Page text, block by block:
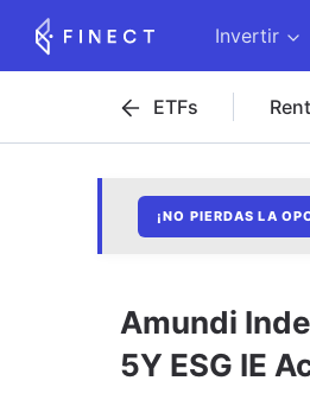
Invertir
ETFs
¡NO PIERDAS LA
Amundi
5Y ESG IE